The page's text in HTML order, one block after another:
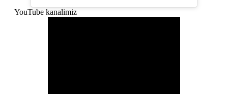
YouTube kanalimiz